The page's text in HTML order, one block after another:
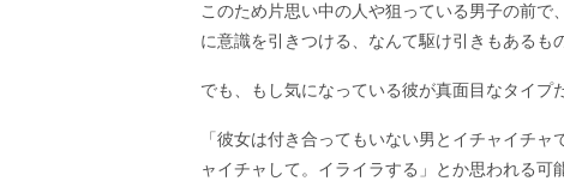
このため片思い中の人や狙っている男子の前
に意識を引きつける、なんて駆け引きもあるも
でも、もし気になっている彼が真面目なタイプ
「彼女は付き合ってもいない男とイチャイチ
ャイチャして。イライラする」とか思われる可